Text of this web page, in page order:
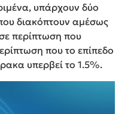
υπάρχουν δύο
διακόπτουν αμέσως
περίπτωση που
που το επίπεδο
υπερβεί το 1.5%.